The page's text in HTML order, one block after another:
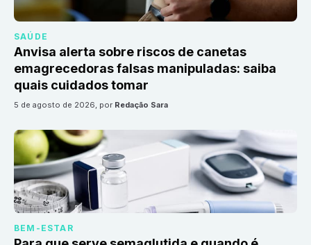
SAÚDE
Anvisa alerta sobre riscos de canetas
emagrecedoras falsas manipuladas: saiba
quais cuidados tomar
5 de agosto de 2026, por Redação Sara
BEM-ESTAR